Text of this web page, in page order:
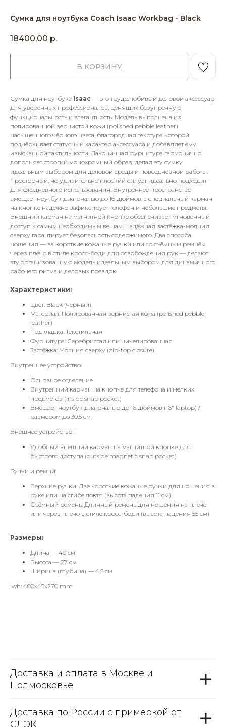
Сумка для ноутбука Coach Isaac Workbag - Black
18400,00 р.
В КОРЗИНУ
Сумка для ноутбука Isaac — это трудолюбивый деловой аксессуар
для уверенных профессионалов, ценящих безупречную
функциональность и элегантность. Модель выполнена из
полированной зернистой кожи (polished pebble leather)
насыщенного чёрного цвета, благородная текстура которой
подчёркивает статусный характер аксессуара и добавляет ему
изысканной тактильности. Лаконичная фурнитура гармонично
дополняет строгий монохромный образ, делая эту сумку
идеальным выбором для деловой среды и повседневной работы.
Просторный, но удивительно плоский силуэт идеально подходит
для ежедневного использования. Внутреннее пространство
вмещает ноутбук диагональю до 16 дюймов, а специальный карман
на кнопке надёжно зафиксирует телефон и небольшие предметы.
Внешний карман на магнитной кнопке обеспечивает мгновенный
доступ к самым необходимым вещам. Надёжная застёжка-молния
сверху гарантирует безопасность содержимого. Два способа
ношения — за короткие кожаные ручки или со съёмным ремнём
через плечо в стиле кросс-боди для освобождения рук — делают
эту организованную модель идеальным выбором для динамичного
рабочего ритма и деловых поездок.
Характеристики:
Цвет: Black (чёрный)
Материал: Полированная зернистая кожа (polished pebble
leather)
Подкладка: Текстильная
Фурнитура: Серебристая или никелированная
Застёжка: Молния сверху (zip-top closure)
Внутреннее устройство:
Основное отделение
Внутренний карман на кнопке для телефона и мелких
предметов (inside snap pocket)
Вмещает ноутбук диагональю до 16 дюймов (16" laptop) /
размером до 30,5 см
Внешнее устройство:
Удобный внешний карман на магнитной кнопке для
быстрого доступа (outside magnetic snap pocket)
Ручки и ремни:
Верхние ручки: Две короткие кожаные ручки для ношения в
руке или на сгибе локтя (высота падения 11 см)
Съёмный ремень: Длинный ремень для ношения на плече
или через плечо в стиле кросс-боди (высота падения 55 см)
Размеры:
Длина — 40 см
Высота — 27 см
Ширина (глубина) — 4,5 см
lwh: 400x45x270 mm
Доставка и оплата в Москве и
Подмосковье
Доставка по России с примеркой от
СДЭК